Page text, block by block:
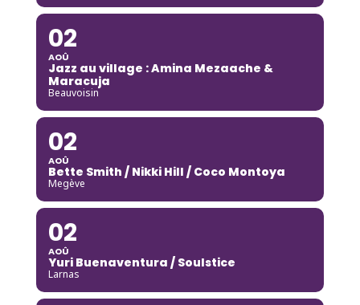
02
AOÛ
Jazz au village : Amina Mezaache &
Maracuja
Beauvoisin
02
AOÛ
Bette Smith / Nikki Hill / Coco Montoya
Megève
02
AOÛ
Yuri Buenaventura / Soulstice
Larnas